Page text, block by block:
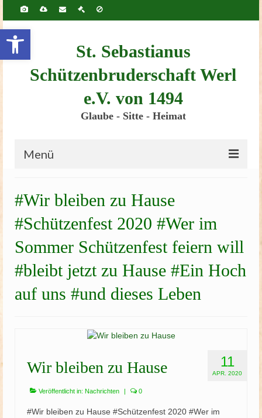
Werkzeugleiste öffnen
springen
St. Sebastianus
Schützenbruderschaft Werl
e.V. von 1494
Glaube - Sitte - Heimat
Menü
Bruderschaft
Schützenfest
#Wir bleiben zu Hause
#Schützenfest 2020 #Wer im
Sommer Schützenfest feiern will
#bleibt jetzt zu Hause #Ein Hoch
auf uns #und dieses Leben
11
APR. 2020
Wir bleiben zu Hause
Veröffentlicht in: Nachrichten 0
#Wir bleiben zu Hause #Schützenfest 2020 #Wer im